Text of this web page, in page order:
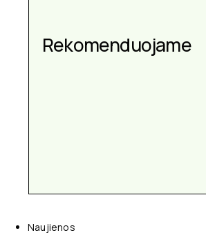
Rekomenduojame
Aksesuarai kiekvienai
progai
Naujienos